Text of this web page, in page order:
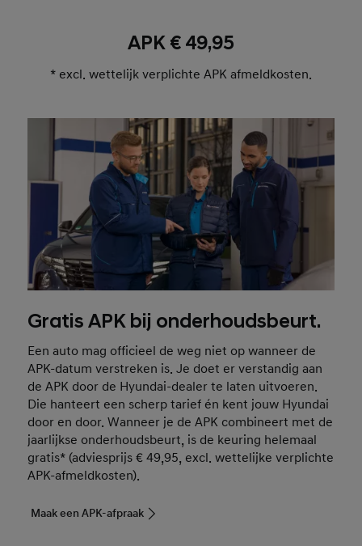
APK € 49,95
* excl. wettelijk verplichte APK afmeldkosten.
Gratis APK bij onderhoudsbeurt.
Een auto mag officieel de weg niet op wanneer de
APK-datum verstreken is. Je doet er verstandig aan
de APK door de Hyundai-dealer te laten uitvoeren.
Die hanteert een scherp tarief én kent jouw Hyundai
door en door. Wanneer je de APK combineert met de
jaarlijkse onderhoudsbeurt, is de keuring helemaal
gratis* (adviesprijs € 49,95, excl. wettelijke verplichte
APK-afmeldkosten).
Maak een APK-afpraak